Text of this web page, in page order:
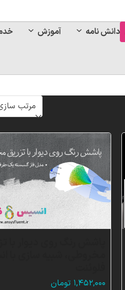
آموزش دانش نامه
۱,۴۵۲,۰۰۰ تومان